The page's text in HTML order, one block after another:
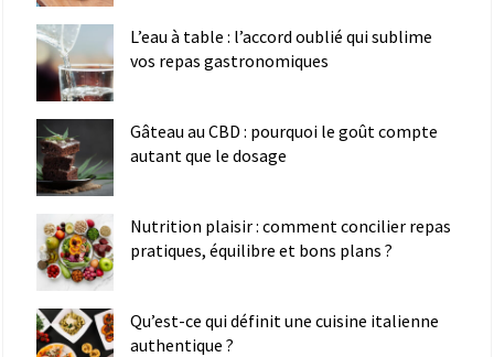
L’eau à table : l’accord oublié qui sublime
vos repas gastronomiques
Gâteau au CBD : pourquoi le goût compte
autant que le dosage
Nutrition plaisir : comment concilier repas
pratiques, équilibre et bons plans ?
Qu’est-ce qui définit une cuisine italienne
authentique ?